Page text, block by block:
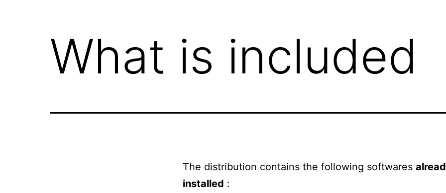
What is included
The distribution contains the following softwares
installed :